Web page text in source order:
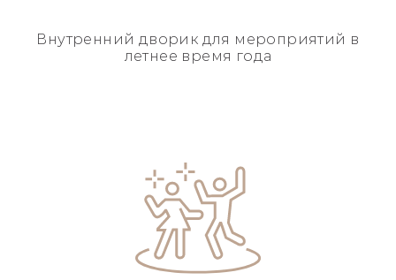
Внутренний дворик для мероприятий в
летнее время года